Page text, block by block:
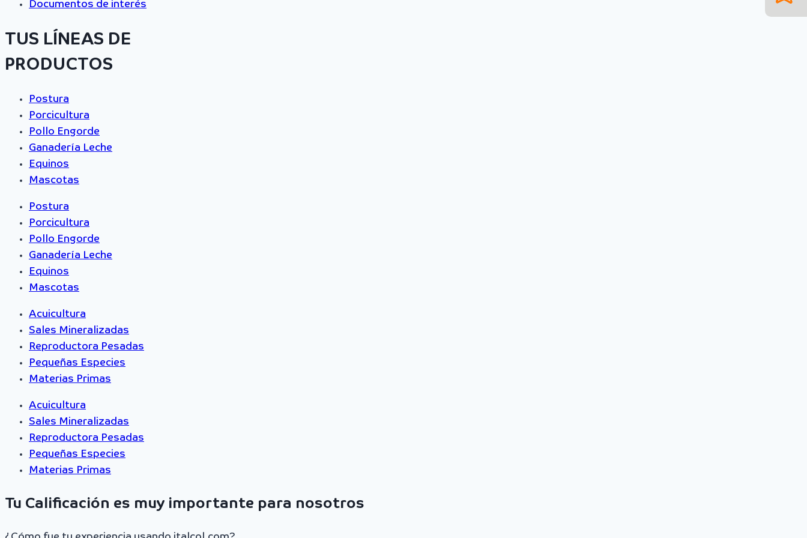
Documentos de interés
TUS LÍNEAS DE
PRODUCTOS
Postura
Porcicultura
Pollo Engorde
Ganadería Leche
Equinos
Mascotas
Postura
Porcicultura
Pollo Engorde
Ganadería Leche
Equinos
Mascotas
Acuicultura
Sales Mineralizadas
Reproductora Pesadas
Pequeñas Especies
Materias Primas
Acuicultura
Sales Mineralizadas
Reproductora Pesadas
Pequeñas Especies
Materias Primas
Tu Calificación es muy importante para nosotros